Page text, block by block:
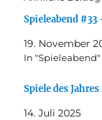
Spieleabend
19. November
In "Spieleabend"
Spiele des
14. Juli 2025